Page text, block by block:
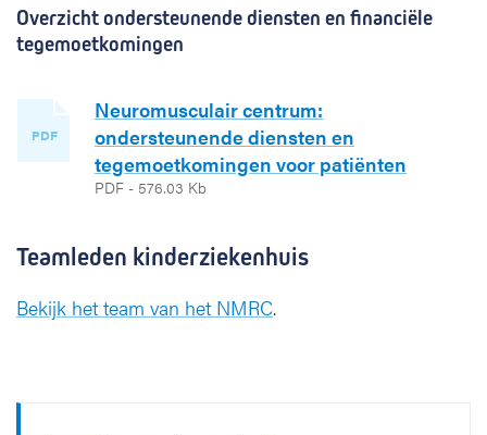
Overzicht ondersteunende diensten en financiële
tegemoetkomingen
PDF
Neuromusculair centrum:
ondersteunende diensten en
tegemoetkomingen voor patiënten
PDF - 576.03 Kb
Teamleden kinderziekenhuis
Bekijk het team van het NMRC.